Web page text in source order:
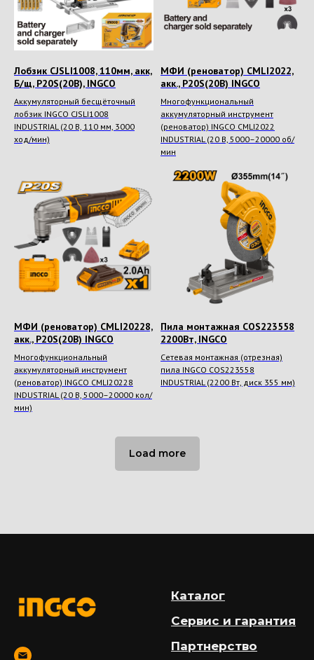
Лобзик CJSLI1008, 110мм, акк,
Б/щ, P20S(20В), INGCO
Аккумуляторный бесщёточный
лобзик INGCO CJSLI1008
INDUSTRIAL (20 В, 110 мм, 3000
ход/мин)
МФИ (реноватор) CMLI2022,
акк., P20S(20В) INGCO
Многофункциональный
аккумуляторный инструмент
(реноватор) INGCO CMLI2022
INDUSTRIAL (20 В, 5000–20000 об/
мин
МФИ (реноватор) CMLI20228,
акк., P20S(20В) INGCO
Многофункциональный
аккумуляторный инструмент
(реноватор) INGCO CMLI20228
INDUSTRIAL (20 В, 5000–20000 кол/
мин)
Пила монтажная COS223558
2200Вт, INGCO
Сетевая монтажная (отрезная)
пила INGCO COS223558
INDUSTRIAL (2200 Вт, диск 355 мм)
Load more
Каталог
Сервис и гарантия
Партнерство